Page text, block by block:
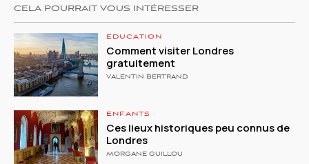
CELA POURRAIT VOUS INTÉRESSER
EDUCATION
Comment visiter Londres
gratuitement
VALENTIN BERTRAND
ENFANTS
Ces lieux historiques peu connus de
Londres
MORGANE GUILLOU